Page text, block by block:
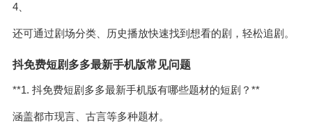
4、
还可通过剧场分类、历史播放快速找到想看的剧，轻松追剧。
抖免费短剧多多最新手机版常见问题
**1. 抖免费短剧多多最新手机版有哪些题材的短剧？**
涵盖都市现言、古言等多种题材。